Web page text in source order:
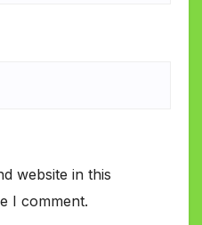
website in this
I comment.